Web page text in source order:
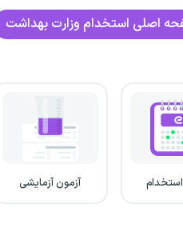
اصلی استخدام وزارت بهداشت
آزمون آزمایشی